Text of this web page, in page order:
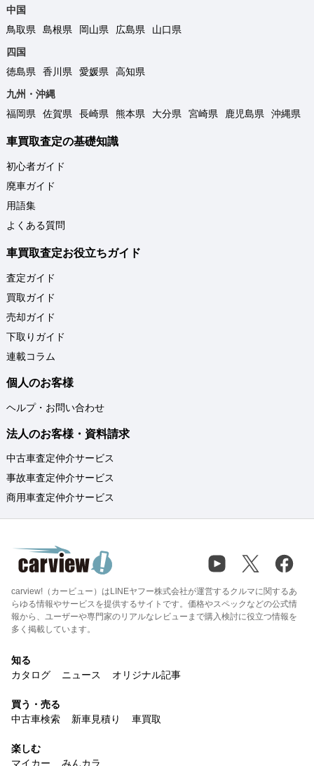
中国
鳥取県
島根県 岡山県 広島県
山口県
四国
徳島県
香川県 愛媛県
高知県
九州・沖縄
福岡県
佐賀県 長崎県 熊本県 大分県 宮崎県 鹿児島県 沖縄県
車買取査定の基礎知識
初心者ガイド
廃車ガイド
用語集
よくある質問
車買取査定お役立ちガイド
査定ガイド
買取ガイド
売却ガイド
下取りガイド
連載コラム
個人のお客様
ヘルプ・お問い合わせ
法人のお客様・資料請求
中古車査定仲介サービス
事故車査定仲介サービス
商用車査定仲介サービス
carview!（カービュー）はLINEヤフー株式会社が運営するクルマに関するあ
らゆる情報やサービスを提供するサイトです。価格やスペックなどの公式情
報から、ユーザーや専門家のリアルなレビューまで購入検討に役立つ情報を
多く掲載しています。
知る
カタログ
ニュース オリジナル記事
買う・売る
中古車検索
新車見積り 車買取
楽しむ
マイカー
みんカラ